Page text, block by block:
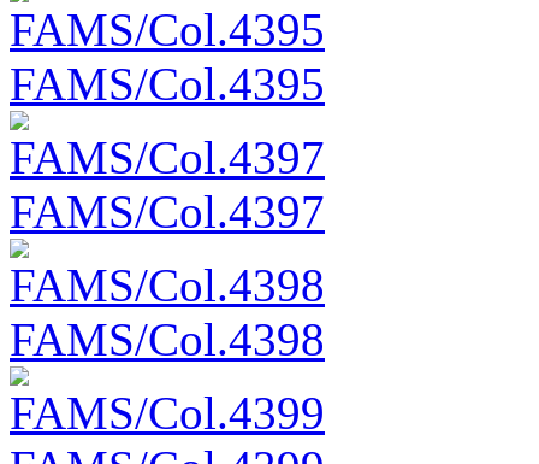
FAMS/Col.4395
FAMS/Col.4397
FAMS/Col.4398